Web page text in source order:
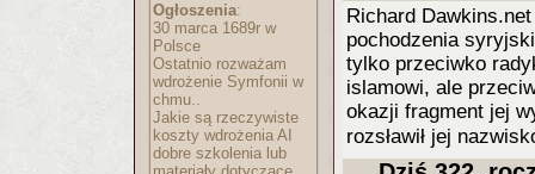
Ogłoszenia:
30 marca 1689r w
Polsce
Ostatnio rozważam
wdrożenie Symfonii w
chmu..
Jakie są rzeczywiste
koszty wdrożenia AI
dobre szkolenia lub
Richard
pochodzenia
tylko przeciwko
islamowi, ale
okazji fragment jej
rozsławił jej